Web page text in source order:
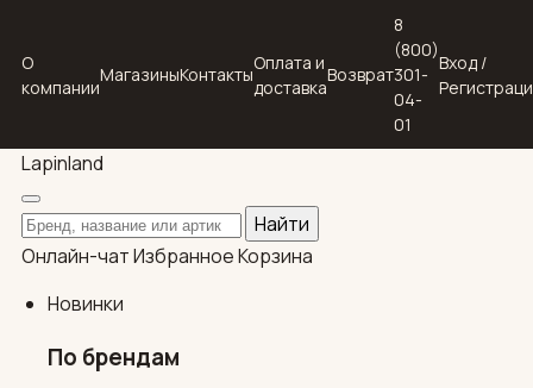
О
компании
МагазиныКонтакты
Оплата и
доставка
Возврат
8
(800)
301-
04-
01
Вход /
Lapinland
Поиск по каталогу
Найти
Онлайн-чатИзбранноеКорзина
Новинки
По брендам